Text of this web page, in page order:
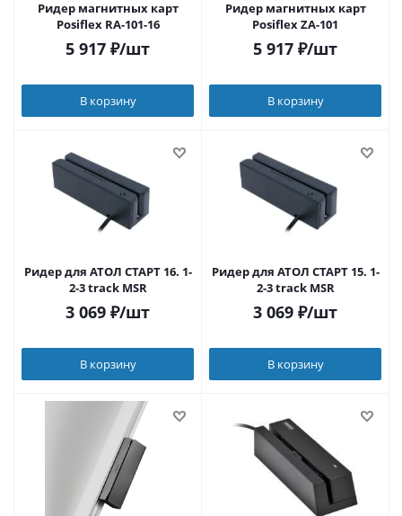
Ридер магнитных карт
Posiflex RA-101-16
5 917 ₽/шт
В корзину
Ридер магнитных карт
Posiflex ZA-101
5 917 ₽/шт
В корзину
Ридер для АТОЛ СТАРТ 16. 1-
2-3 track MSR
3 069 ₽/шт
В корзину
Ридер для АТОЛ СТАРТ 15. 1-
2-3 track MSR
3 069 ₽/шт
В корзину